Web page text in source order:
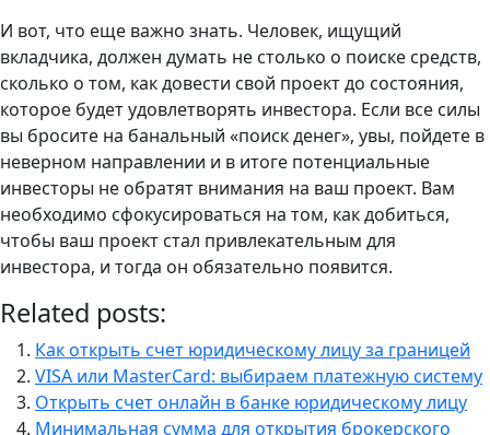
И вот, что еще важно знать. Человек, ищущий
вкладчика, должен думать не столько о поиске средств,
сколько о том, как довести свой проект до состояния,
которое будет удовлетворять инвестора. Если все силы
вы бросите на банальный «поиск денег», увы, пойдете в
неверном направлении и в итоге потенциальные
инвесторы не обратят внимания на ваш проект. Вам
необходимо сфокусироваться на том, как добиться,
чтобы ваш проект стал привлекательным для
инвестора, и тогда он обязательно появится.
Related posts:
Как открыть счет юридическому лицу за границей
VISA или MasterCard: выбираем платежную систему
Открыть счет онлайн в банке юридическому лицу
Минимальная сумма для открытия брокерского